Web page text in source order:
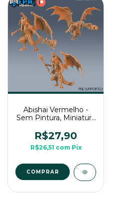
Abishai Vermelho -
Sem Pintura, Miniatura
Mesa
R$27,90
R$26,51 com Pix
COMPRAR